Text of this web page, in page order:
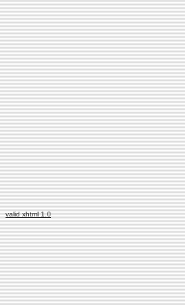
valid xhtml 1.0